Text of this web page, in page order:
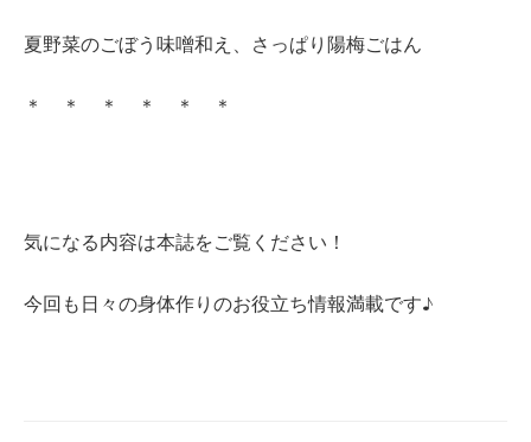
夏野菜のごぼう味噌和え、さっぱり陽梅ごはん
＊ ＊ ＊ ＊ ＊ ＊
気になる内容は本誌をご覧ください！
今回も日々の身体作りのお役立ち情報満載です♪